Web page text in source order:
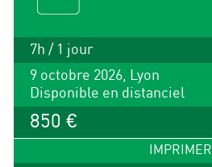
7h / 1 jour
9 octobre 2026, Lyon
Disponible en distanciel
850 €
IMPRIMER